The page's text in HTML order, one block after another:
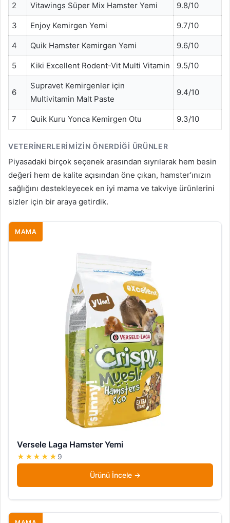
2 Vitawings Süper Mix Hamster Yemi 9.8/10
3 Enjoy Kemirgen Yemi 9.7/10
4 Quik Hamster Kemirgen Yemi 9.6/10
5 Kiki Excellent Rodent-Vit Multi Vitamin 9.5/10
6
Supravet Kemirgenler için
Multivitamin Malt Paste
9.4/10
7 Quik Kuru Yonca Kemirgen Otu 9.3/10
VETERINERLERIMIZIN ÖNERDIĞI ÜRÜNLER
Piyasadaki birçok seçenek arasından sıyrılarak hem besin
değeri hem de kalite açısından öne çıkan, hamster’ınızın
sağlığını destekleyecek en iyi mama ve takviye ürünlerini
sizler için bir araya getirdik.
MAMA
Versele Laga Hamster Yemi
★★★★★ 9
Ürünü İncele